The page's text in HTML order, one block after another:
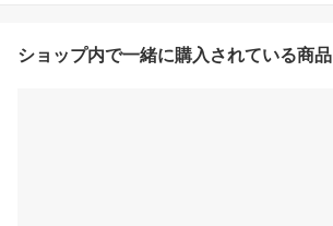
ショップ内で一緒に購入されている商品